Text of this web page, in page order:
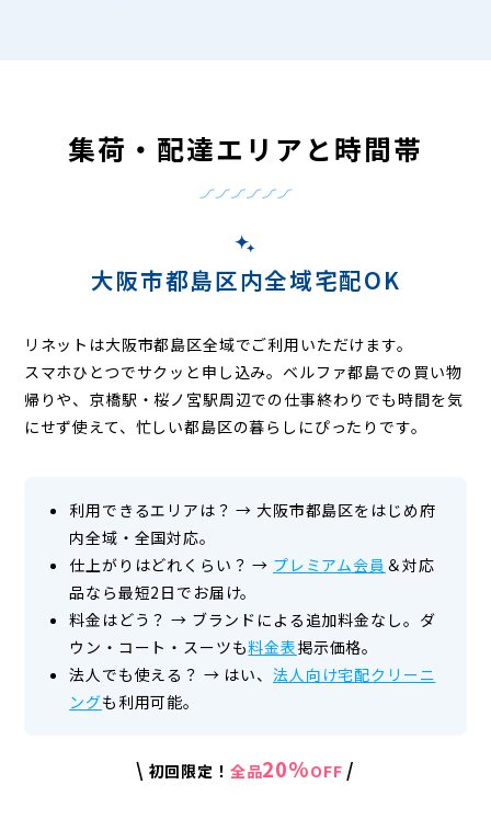
集荷・配達エリアと時間帯
大阪市都島区内全域宅配OK
リネットは大阪市都島区全域でご利用いただけます。
スマホひとつでサクッと申し込み。ベルファ都島での買い物
帰りや、京橋駅・桜ノ宮駅周辺での仕事終わりでも時間を気
にせず使えて、 忙しい都島区の暮らしにぴったりです。
利用できるエリアは？ →大阪市都島区をはじめ府
内全域・全国対応。
仕上がりはどれくらい？ → プレミアム会員 ＆対応
品なら最短2日でお届け。
料金はどう？ → ブランドによる追加料金なし。ダ
ウン・コート・スーツも料金表掲示価格。
法人でも使える？ → はい、 法人向け宅配クリーニ
ングも利用可能。
\ 初回限定！ 全品20%OFF /